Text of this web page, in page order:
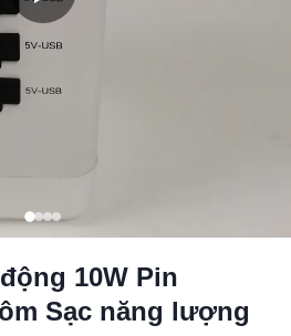
10W Pin
Sạc năng lượng